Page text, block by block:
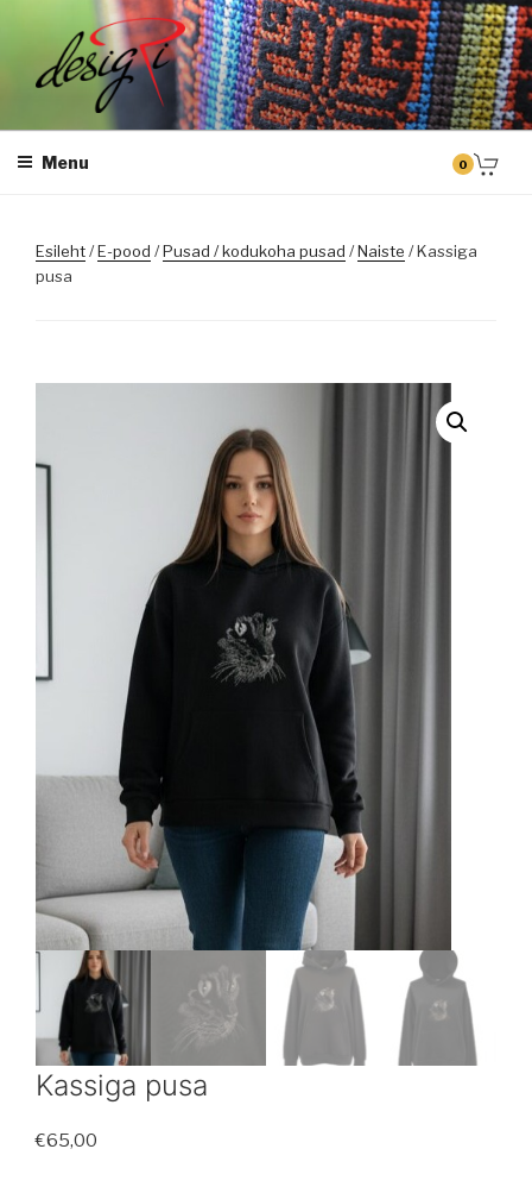
content
DESIGRI
Masintikkimine, tiimiriided, logo riietele tikkimine, kodukoha pusad,
Menu 0
Esileht/E-pood /Pusad / kodukoha pusad /Naiste / Kassiga
pusa
Kassiga pusa
€65,00